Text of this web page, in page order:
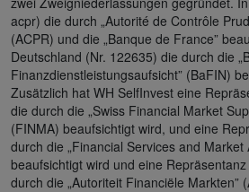
acpr) die durch „Autorité de Contrôle
(ACPR) und die „Banque de France”
Deutschland (Nr. 122635) die durch die
Finanzdienstleistungsaufsicht” (BaFIN)
Zusätzlich hat WH SelfInvest eine
die durch die „Swiss Financial Market
(FINMA) beaufsichtigt wird, und eine
durch die „Financial Services and Market
beaufsichtigt wird und eine
durch die „Autoriteit Financiële Markten”